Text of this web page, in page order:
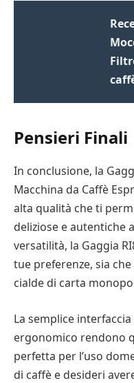
Pensieri Finali
In conclusione, la
Macchina da Caffè
alta qualità che ti
deliziose e autentiche
versatilità, la Gaggia
tue preferenze, sia
cialde di carta
La semplice
ergonomico rendono
perfetta per l’uso
di caffè e desideri